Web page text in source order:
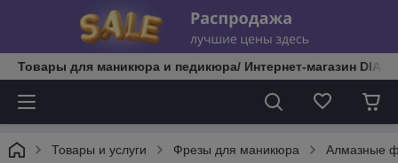
Товары для маникюра и педикюра/ Интернет-магазин
Товары и услуги Фрезы для маникюра Алмазные